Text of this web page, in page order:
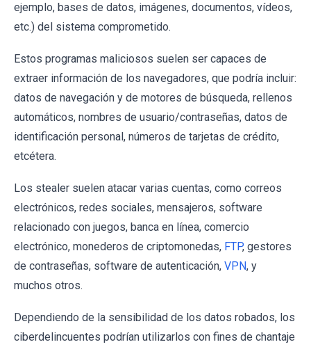
ejemplo, bases de datos, imágenes, documentos, vídeos,
etc.) del sistema comprometido.
Estos programas maliciosos suelen ser capaces de
extraer información de los navegadores, que podría incluir:
datos de navegación y de motores de búsqueda, rellenos
automáticos, nombres de usuario/contraseñas, datos de
identificación personal, números de tarjetas de crédito,
etcétera.
Los stealer suelen atacar varias cuentas, como correos
electrónicos, redes sociales, mensajeros, software
relacionado con juegos, banca en línea, comercio
electrónico, monederos de criptomonedas, FTP, gestores
de contraseñas, software de autenticación, VPN, y
muchos otros.
Dependiendo de la sensibilidad de los datos robados, los
ciberdelincuentes podrían utilizarlos con fines de chantaje